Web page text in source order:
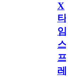
X
타
임
스
프
레